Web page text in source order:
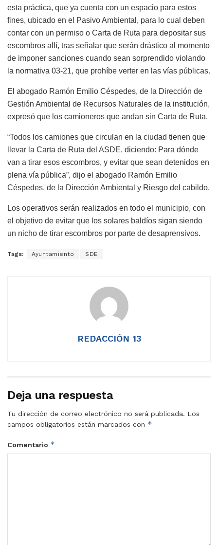
esta práctica, que ya cuenta con un espacio para estos
fines, ubicado en el Pasivo Ambiental, para lo cual deben
contar con un permiso o Carta de Ruta para depositar sus
escombros allí, tras señalar que serán drástico al momento
de imponer sanciones cuando sean sorprendido violando
la normativa 03-21, que prohíbe verter en las vías públicas.
El abogado Ramón Emilio Céspedes, de la Dirección de
Gestión Ambiental de Recursos Naturales de la institución,
expresó que los camioneros que andan sin Carta de Ruta.
“Todos los camiones que circulan en la ciudad tienen que
llevar la Carta de Ruta del ASDE, diciendo: Para dónde
van a tirar esos escombros, y evitar que sean detenidos en
plena vía pública”, dijo el abogado Ramón Emilio
Céspedes, de la Dirección Ambiental y Riesgo del cabildo.
Los operativos serán realizados en todo el municipio, con
el objetivo de evitar que los solares baldíos sigan siendo
un nicho de tirar escombros por parte de desaprensivos.
Tags: Ayuntamiento SDE
REDACCIÓN 13
Deja una respuesta
Tu dirección de correo electrónico no será publicada. Los
campos obligatorios están marcados con *
Comentario *